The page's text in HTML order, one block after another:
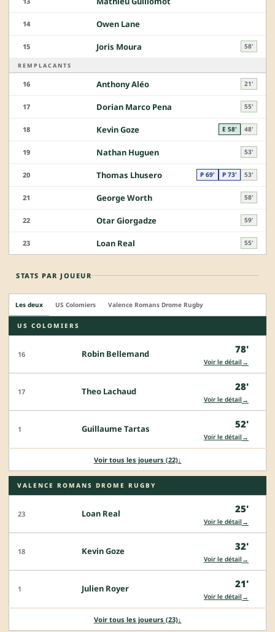
14 Owen Lane
15 Joris Moura 58'
REMPLACANTS
16 Anthony Aléo 21'
17 Dorian Marco Pena 55'
18 Kevin Goze E 58' 48'
19 Nathan Huguen 53'
20 Thomas Lhusero P 69' P 73' 53'
21 George Worth 58'
22 Otar Giorgadze 59'
23 Loan Real 55'
STATS PAR JOUEUR
Les deux US Colomiers Valence Romans Drome Rugby
US COLOMIERS
16 Robin Bellemand 78'
Voir le détail →
17 Theo Lachaud 28'
Voir le détail →
1 Guillaume Tartas 52'
Voir le détail →
Voir tous les joueurs (22)↓
VALENCE ROMANS DROME RUGBY
23 Loan Real 25'
Voir le détail →
18 Kevin Goze 32'
Voir le détail →
1 Julien Royer 21'
Voir le détail →
Voir tous les joueurs (23)↓